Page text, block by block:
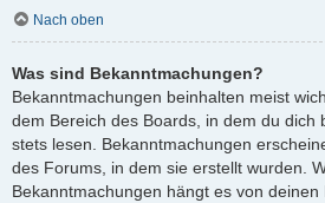
Nach oben
Was sind Bekanntmachungen?
Bekanntmachungen beinhalten meist
dem Bereich des Boards, in dem du dich
stets lesen. Bekanntmachungen
des Forums, in dem sie erstellt wurden.
Bekanntmachungen hängt es von